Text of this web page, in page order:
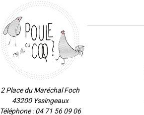
2 Place du Maréchal Foch
43200 Yssingeaux
Téléphone : 04 71 56 09 06